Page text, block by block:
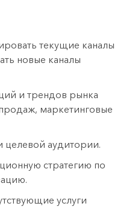
текущие каналы
новые каналы
и трендов рынка
маркетинговые
целевой аудитории.
стратегию по
услуги